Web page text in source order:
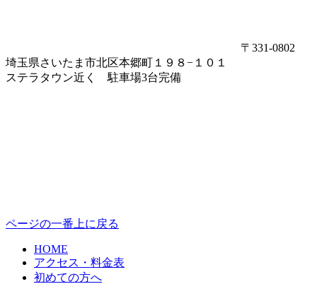
〒331-0802
埼玉県さいたま市北区本郷町１９８−１０１
ステラタウン近く 駐車場3台完備
ページの一番上に戻る
HOME
アクセス・料金表
初めての方へ